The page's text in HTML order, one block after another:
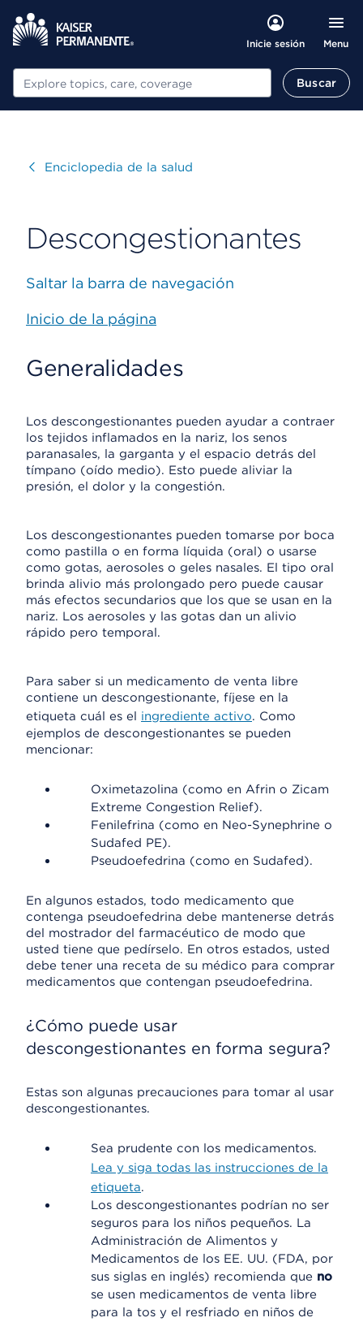
Inicie sesión Menu
Buscar Buscar
Visitar
Enciclopedia de la salud
Descongestionantes
Saltar la barra de navegación
Inicio de la página
Generalidades
Los descongestionantes pueden ayudar a contraer
los tejidos inflamados en la nariz, los senos
paranasales, la garganta y el espacio detrás del
tímpano (oído medio). Esto puede aliviar la
presión, el dolor y la congestión.
Los descongestionantes pueden tomarse por boca
como pastilla o en forma líquida (oral) o usarse
como gotas, aerosoles o geles nasales. El tipo oral
brinda alivio más prolongado pero puede causar
más efectos secundarios que los que se usan en la
nariz. Los aerosoles y las gotas dan un alivio
rápido pero temporal.
Para saber si un medicamento de venta libre
contiene un descongestionante, fíjese en la
etiqueta cuál es el ingrediente activo. Como
ejemplos de descongestionantes se pueden
mencionar:
Oximetazolina (como en Afrin o Zicam
Extreme Congestion Relief).
Fenilefrina (como en Neo-Synephrine o
Sudafed PE).
Pseudoefedrina (como en Sudafed).
En algunos estados, todo medicamento que
contenga pseudoefedrina debe mantenerse detrás
del mostrador del farmacéutico de modo que
usted tiene que pedírselo. En otros estados, usted
debe tener una receta de su médico para comprar
medicamentos que contengan pseudoefedrina.
¿Cómo puede usar
descongestionantes en forma segura?
Estas son algunas precauciones para tomar al usar
descongestionantes.
Sea prudente con los medicamentos.
Lea y siga todas las instrucciones de la
etiqueta.
Los descongestionantes podrían no ser
seguros para los niños pequeños. La
Administración de Alimentos y
Medicamentos de los EE. UU. (FDA, por
sus siglas en inglés) recomienda que no
se usen medicamentos de venta libre
para la tos y el resfriado en niños de